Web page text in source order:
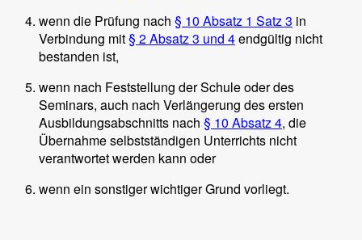
wenn die Prüfung nach § 10 Absatz 1 Satz 3 in
Verbindung mit§ 2 Absatz 3 und 4endgültig nicht
bestanden ist,
wenn nach Feststellung der Schule oder des
Seminars, auch nach Verlängerung des ersten
Ausbildungsabschnitts nach § 10 Absatz 4, die
Übernahme selbstständigen Unterrichts nicht
verantwortet werden kann oder
wenn ein sonstiger wichtiger Grund vorliegt.